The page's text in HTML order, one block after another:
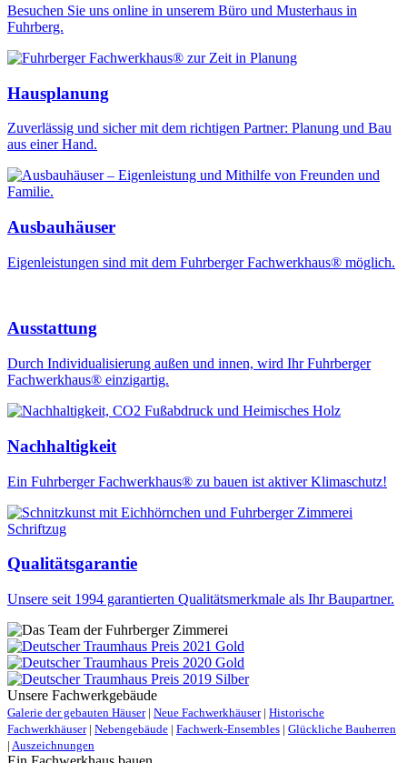
Besuchen Sie uns online in unserem Büro und Musterhaus in
Fuhrberg.
Hausplanung
Zuverlässig und sicher mit dem richtigen Partner: Planung und Bau
aus einer Hand.
Ausbauhäuser
Eigenleistungen sind mit dem Fuhrberger Fachwerkhaus® möglich.
Ausstattung
Durch Individualisierung außen und innen, wird Ihr Fuhrberger
Fachwerkhaus® einzigartig.
Nachhaltigkeit
Ein Fuhrberger Fachwerkhaus® zu bauen ist aktiver Klimaschutz!
Qualitätsgarantie
Unsere seit 1994 garantierten Qualitätsmerkmale als Ihr Baupartner.
Unsere Fachwerkgebäude
Galerie der gebauten Häuser| Neue Fachwerkhäuser| Historische
Fachwerkhäuser| Nebengebäude | Fachwerk-Ensembles | Glückliche Bauherren
| Auszeichnungen